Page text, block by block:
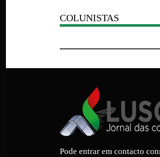
COLUNISTAS
Pode entrar em contacto